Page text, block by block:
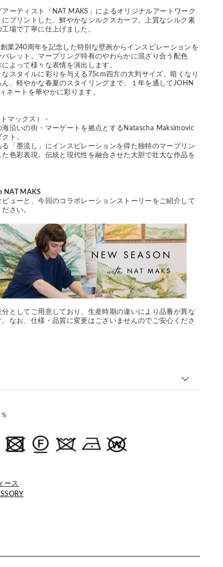
ーティスト「NAT MAKS」によるオリジナルアートワーク
プリントした、鮮やかなシルクスカーフ。上質なシルク素
場で丁寧に仕上げました。
業240周年を記念した特別な壁画からインスピレーションを
レット。マーブリング特有のやわらかに混ざり合う配色
よって様々な表情を演出します。
スタイルに彩りを与える75cm四方の大判サイズ。暗くなり
、軽やかな春夏のスタイリングまで、１年を通してJOHN
ネートを華やかに彩ります。
マックス） -
沿いの街・マーゲートを拠点とするNatascha Maksimovic
ト。
「墨流し」にインスピレーションを得た独特のマーブリン
色彩表現。伝統と現代性を融合させた大胆で壮大な作品を
NAT MAKS
ューと、今回のコラボレーションストーリーをご紹介して
さい。
としてご用意しており、生産時期の違いにより品番が異な
なお、仕様・品質に変更はございませんのでご安心くださ
ース